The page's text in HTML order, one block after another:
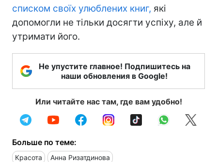
списком своїх улюблених книг, які
допомогли не тільки досягти успіху, але й
утримати його.
Не упустите главное! Подпишитесь на
наши обновления в Google!
Или читайте нас там, где вам удобно!
Больше по теме:
Красота Анна Ризатдинова